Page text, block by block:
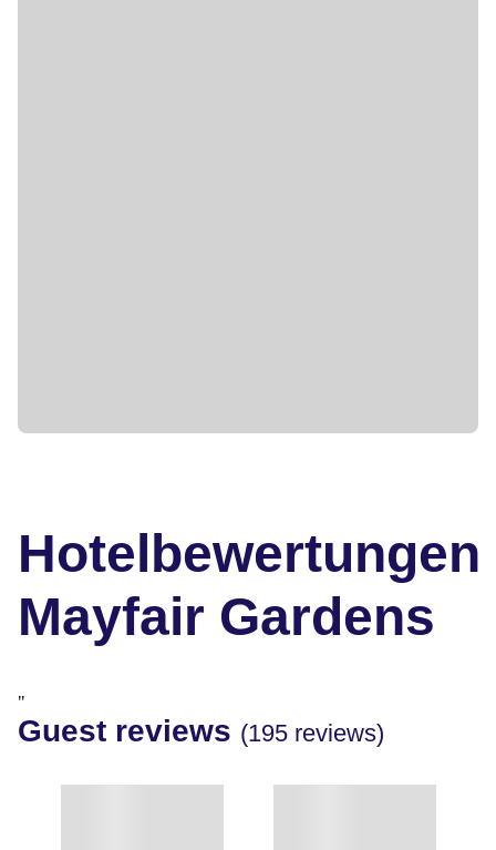
Hotelbewertungen
Mayfair Gardens
"
Guest reviews (195 reviews)